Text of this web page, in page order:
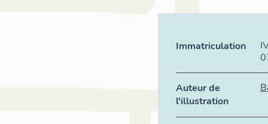
Immatriculation
Auteur de
l'illustration